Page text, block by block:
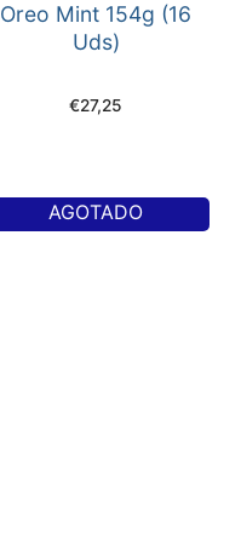
Oreo Mint 154g (16
Uds)
€27,25
AGOTADO